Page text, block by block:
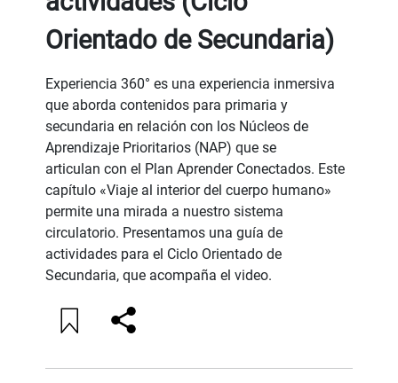
Orientado de Secundaria)
Experiencia 360° es una experiencia inmersiva
que aborda contenidos para primaria y
secundaria en relación con los Núcleos de
Aprendizaje Prioritarios (NAP) que se
articulan con el Plan Aprender Conectados. Este
capítulo «Viaje al interior del cuerpo humano»
permite una mirada a nuestro sistema
circulatorio. Presentamos una guía de
actividades para el Ciclo Orientado de
Secundaria, que acompaña el video.